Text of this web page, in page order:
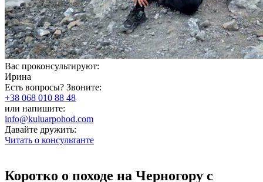
Вас проконсультируют:
Ирина
Есть вопросы? Звоните:
+38 068 010 88 48
или напишите:
info@kuluarpohod.com
Давайте дружить:
Читать о консультанте
Коротко о походе на Черногору с